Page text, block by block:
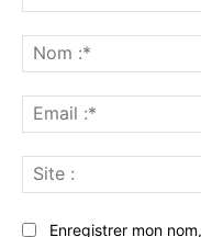
Enregistrer mon